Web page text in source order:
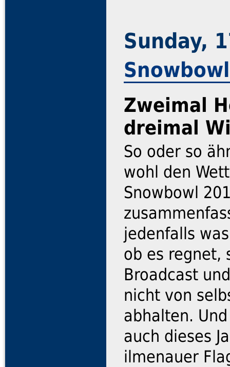
Sunday,
Zweimal
dreimal
So oder so
wohl den
Snowbowl
jedenfalls
ob es regnet,
Broadcast
nicht von
abhalten.
auch dieses
ilmenauer